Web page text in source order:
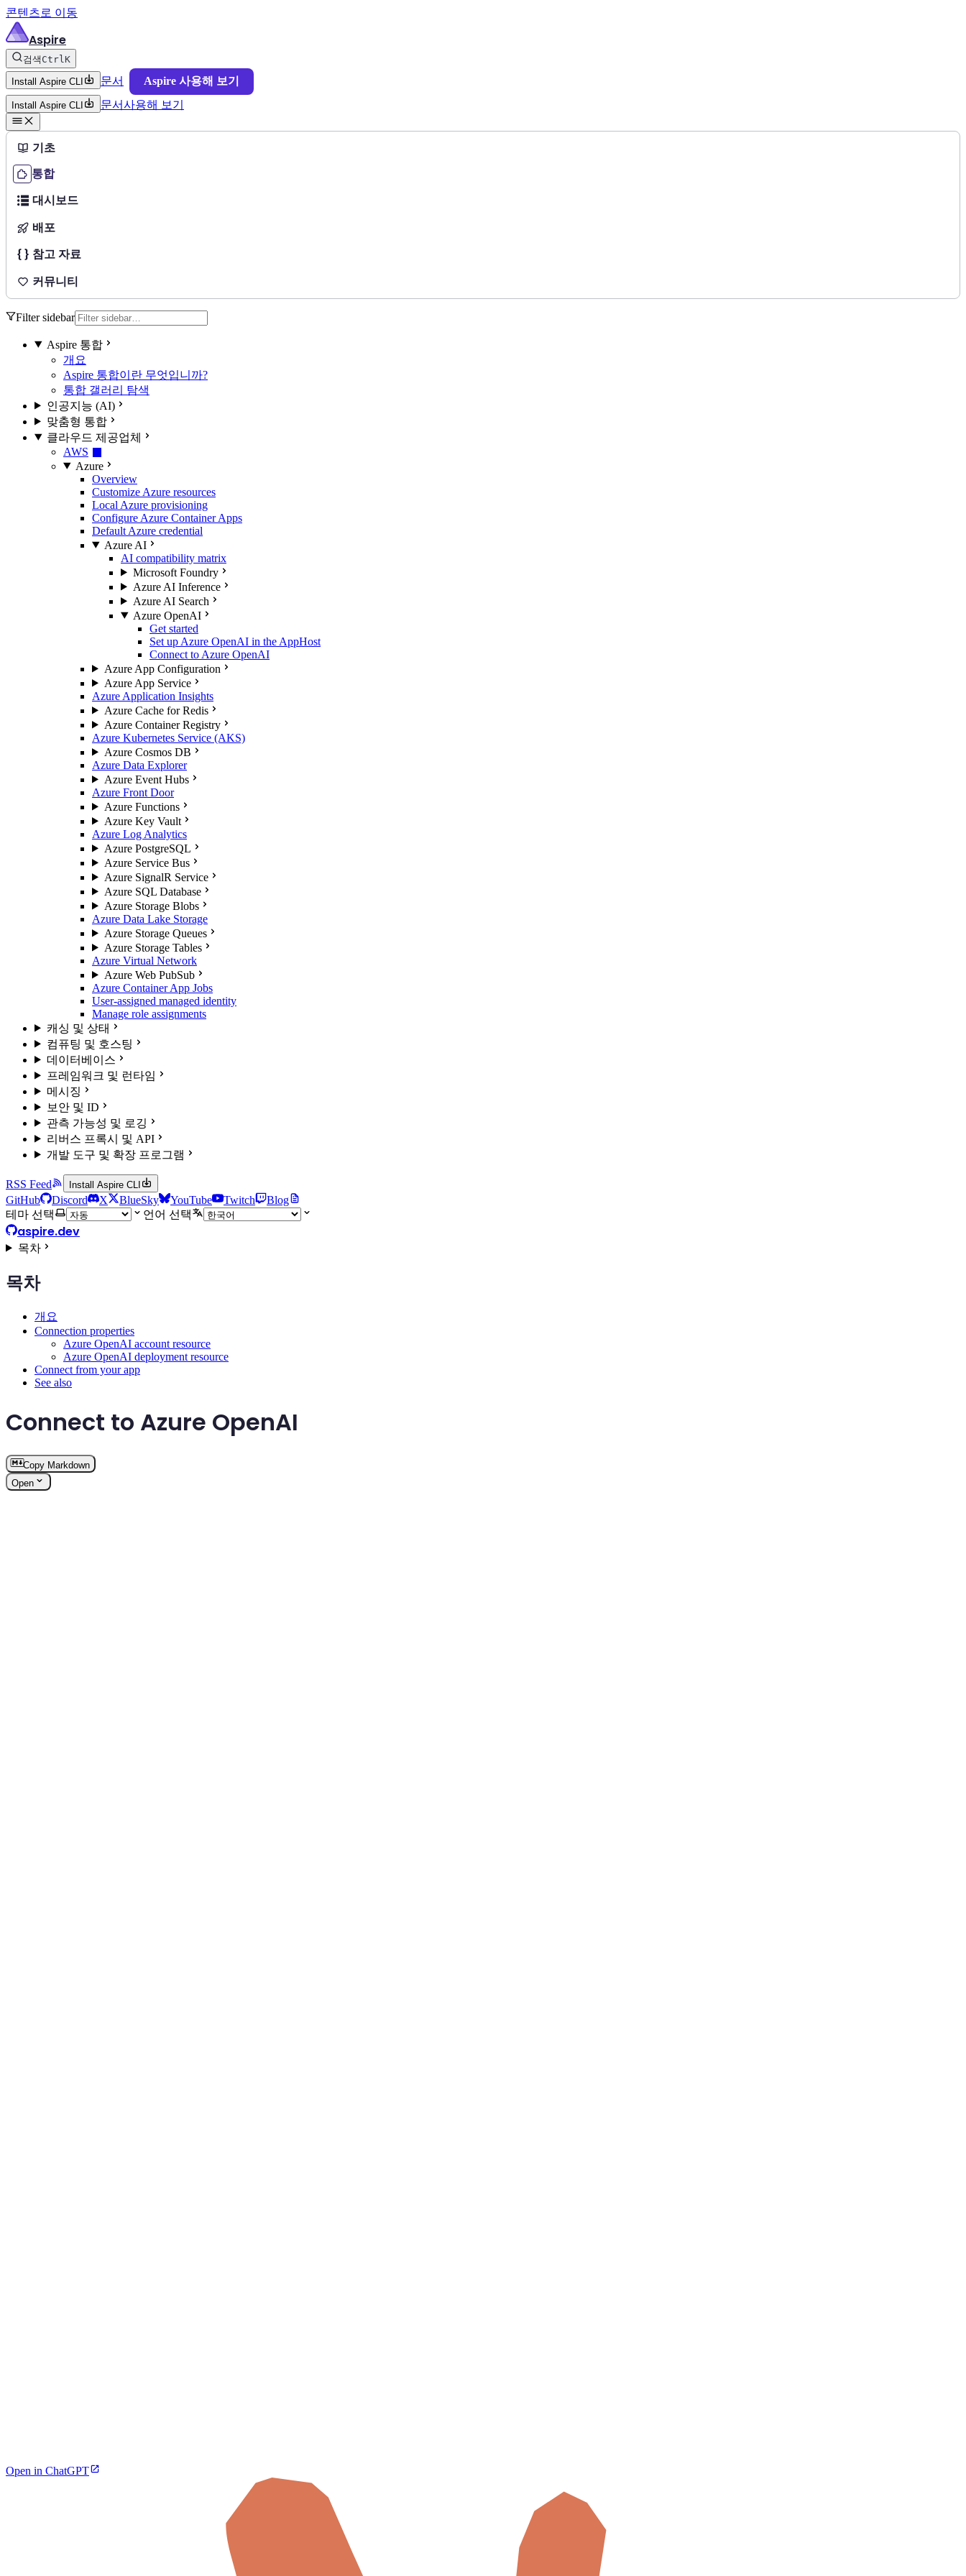
콘텐츠로 이동
Aspire
검색 CtrlK
Install Aspire CLI 문서 Aspire 사용해 보기
Install Aspire CLI 문서사용해 보기
기초
통합
대시보드
배포
참고 자료
커뮤니티
Filter sidebar
Aspire 통합
개요
Aspire 통합이란 무엇입니까?
통합 갤러리 탐색
인공지능 (AI)
맞춤형 통합
클라우드 제공업체
AWS
Azure
Overview
Customize Azure resources
Local Azure provisioning
Configure Azure Container Apps
Default Azure credential
Azure AI
AI compatibility matrix
Microsoft Foundry
Azure AI Inference
Azure AI Search
Azure OpenAI
Get started
Set up Azure OpenAI in the AppHost
Connect to Azure OpenAI
Azure App Configuration
Azure App Service
Azure Application Insights
Azure Cache for Redis
Azure Container Registry
Azure Kubernetes Service (AKS)
Azure Cosmos DB
Azure Data Explorer
Azure Event Hubs
Azure Front Door
Azure Functions
Azure Key Vault
Azure Log Analytics
Azure PostgreSQL
Azure Service Bus
Azure SignalR Service
Azure SQL Database
Azure Storage Blobs
Azure Data Lake Storage
Azure Storage Queues
Azure Storage Tables
Azure Virtual Network
Azure Web PubSub
Azure Container App Jobs
User-assigned managed identity
Manage role assignments
캐싱 및 상태
컴퓨팅 및 호스팅
데이터베이스
프레임워크 및 런타임
메시징
보안 및 ID
관측 가능성 및 로깅
리버스 프록시 및 API
개발 도구 및 확장 프로그램
RSS Feed Install Aspire CLI
GitHub Discord X BlueSky YouTube Twitch
Blog
테마 선택
언어 선택
aspire.dev
목차
목차
개요
Connection properties
Azure OpenAI account resource
Azure OpenAI deployment resource
Connect from your app
See also
Connect to Azure OpenAI
Copy Markdown
Open
Open in ChatGPT